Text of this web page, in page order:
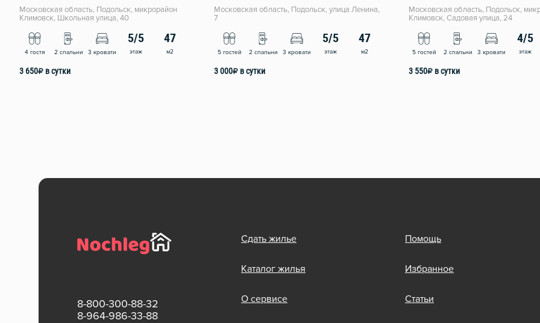
Московская область, Подольск, микрорайон
Климовск, Школьная улица, 40
4 гостя 2 спальни 3 кровати
5/5
этаж
47
м2
3 650₽ в сутки
Московская область, Подольск, улица Ленина,
7
5 гостей 2 спальни 3 кровати
5/5
этаж
47
м2
3 000₽ в сутки
Московская область, Подольск,
Климовск, Садовая улица, 24
5 гостей 2 спальни 3 кровати
4/5
этаж
3 550₽ в сутки
8-800-300-88-32
8-964-986-33-88
Сдать жилье
Каталог жилья
О сервисе
Помощь
Избранное
Статьи